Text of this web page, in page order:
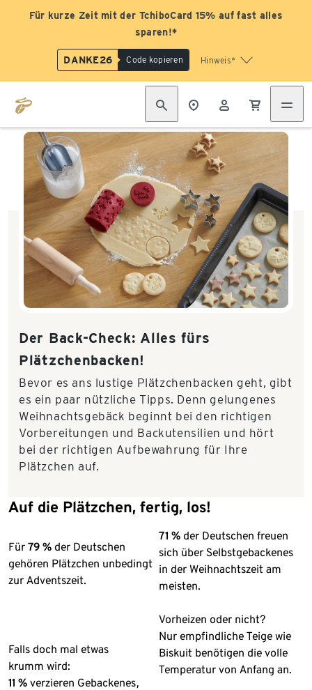
Für kurze Zeit mit der TchiboCard 15% auf fast alles
sparen!*
DANKE26 Code kopieren Hinweis*
Der Back-Check: Alles fürs
Plätzchenbacken!
Bevor es ans lustige Plätzchenbacken geht, gibt
es ein paar nützliche Tipps. Denn gelungenes
Weihnachtsgebäck beginnt bei den richtigen
Vorbereitungen und Backutensilien und hört
bei der richtigen Aufbewahrung für Ihre
Plätzchen auf.
Auf die Plätzchen, fertig, los!
Für 79 % der Deutschen
gehören Plätzchen unbedingt
zur Adventszeit.
71 %der Deutschen freuen
sich über Selbstgebackenes
in der Weihnachtszeit am
meisten.
Falls doch mal etwas
krumm wird:
11 % verzieren Gebackenes,
Vorheizen oder nicht?
Nur empfindliche Teige wie
Biskuit benötigen die volle
Temperatur von Anfang an.